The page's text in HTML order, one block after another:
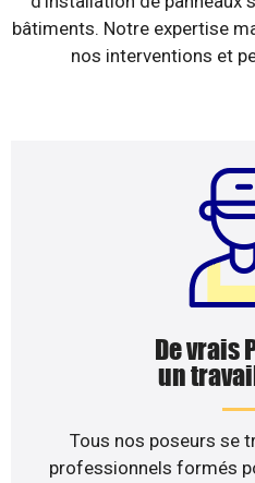
bâtiments. Notre expertise
nos interventions et
De vrais
un
Tous nos poseurs se
professionnels formés